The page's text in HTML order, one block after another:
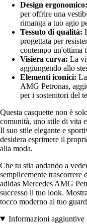
Design ergonomico:
per offrire una
rimanga a tuo agio
Tessuto di qualità:
progettata per
contempo un'ottima
Visiera curva: La
aggiungendo allo
Elementi iconici:
AMG Petronas,
per i sostenitori del
Questa casquette non è
comunità, uno stile di vita
Il suo stile elegante e
desidera esprimere il
alla moda.
Che tu stia andando a
semplicemente trascorrere
adidas Mercedes AMG
successo il tuo look.
tocco moderno al tuo
Informazioni aggiuntive